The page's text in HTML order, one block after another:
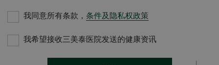
我同意所有条款， 条件及隐私权政策
我希望接收三美泰医院发送的健康资讯